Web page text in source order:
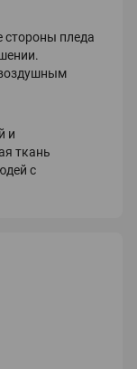
стороны пледа
и
ткань
с